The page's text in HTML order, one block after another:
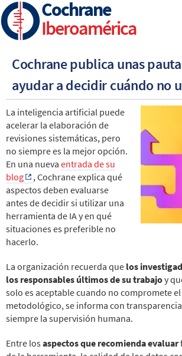
Skip
to
main
Cochrane
Iberoamérica
Cochrane publica unas
ayudar a decidir cuándo no
La inteligencia artificial puede
acelerar la elaboración de
revisiones sistemáticas, pero
no siempre es la mejor opción.
En una nueva entrada de su
blog
, Cochrane explica qué
aspectos deben evaluarse
antes de decidir si utilizar una
herramienta de IA y en qué
situaciones es preferible no
hacerlo.
La organización recuerda que los
los responsables últimos de su trabajoy
solo es aceptable cuando no compromete
metodológico, se informa con
siempre la supervisión humana.
Entre losaspectos que recomienda evaluar